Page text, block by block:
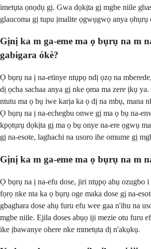
imetụta ọnọdụ gị. Gwa dọkịta gị mgbe niile
glaucoma gị tupu ịmalite ọgwụgwọ anya ọhụrụ
Gịnị ka m ga-eme ma ọ bụrụ na m
gabigara ókè?
Ọ bụrụ na ị na-etinye ntụpọ ndị ọzọ na
dị ọcha sachaa anya gị nke ọma ma zere ịkụ
ntutu ma ọ bụ iwe karịa ka ọ dị na mbụ, mana
Ọ bụrụ na ị na-echegbu onwe gị ma ọ bụ na-
kpọtụrụ dọkịta gị ma ọ bụ onye na-ere ọgwụ
gị na-esote, laghachi na usoro ihe omume gị
Gịnị ka m ga-eme ma ọ bụrụ na m
Ọ bụrụ na ị na-efu dose, jiri ntụpọ ahụ ozugbo i
fọrọ nke nta ka ọ bụrụ oge maka dose gị na-
gbaghara dose ahụ furu efu wee gaa n'ihu na
mgbe niile. Ejila doses abụọ iji mezie otu furu
ike ịbawanye ohere nke mmetụta dị n'akụkụ.